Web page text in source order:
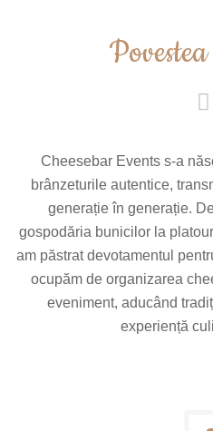
Cheesebar Events s-a
brânzeturile autentice,
generație în generație.
gospodăria bunicilor la
am păstrat devotamentul
ocupăm de organizarea
eveniment, aducând
experiență